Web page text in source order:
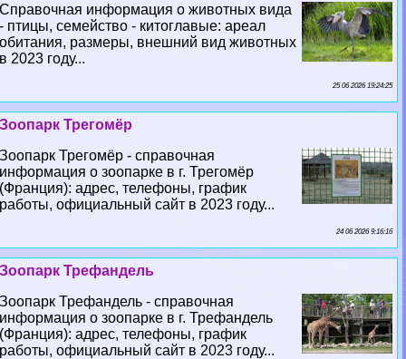
Справочная информация о животных вида
- птицы, семейство - китоглавые: ареал
обитания, размеры, внешний вид животных
в 2023 году...
25 06 2026 19:24:25
Зоопарк Трегомёр
Зоопарк Трегомёр - справочная
информация о зоопарке в г. Трегомёр
(Франция): адрес, телефоны, график
работы, официальный сайт в 2023 году...
24 06 2026 9:16:16
Зоопарк Трефандель
Зоопарк Трефандель - справочная
информация о зоопарке в г. Трефандель
(Франция): адрес, телефоны, график
работы, официальный сайт в 2023 году...